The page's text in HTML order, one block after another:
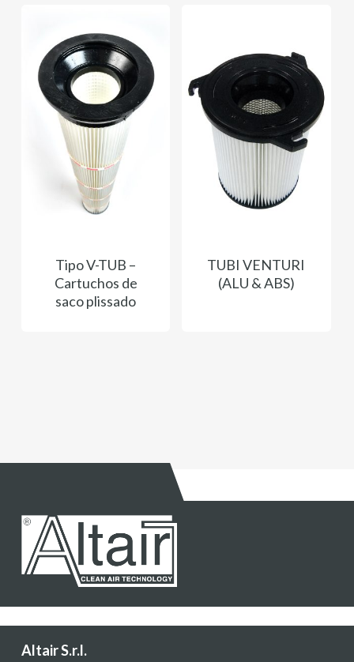
Tipo V-TUB –
Cartuchos de
saco plissado
TUBI VENTURI
(ALU & ABS)
Altair S.r.l.